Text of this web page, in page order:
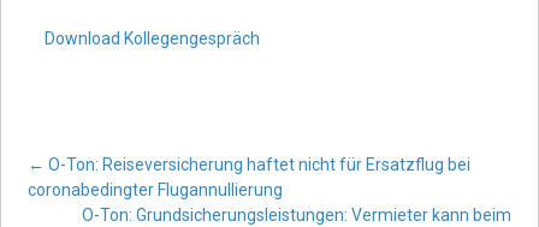
Download Kollegengespräch
Post
← O-Ton: Reiseversicherung haftet nicht für Ersatzflug bei
coronabedingter Flugannullierung
O-Ton: Grundsicherungsleistungen: Vermieter kann beim